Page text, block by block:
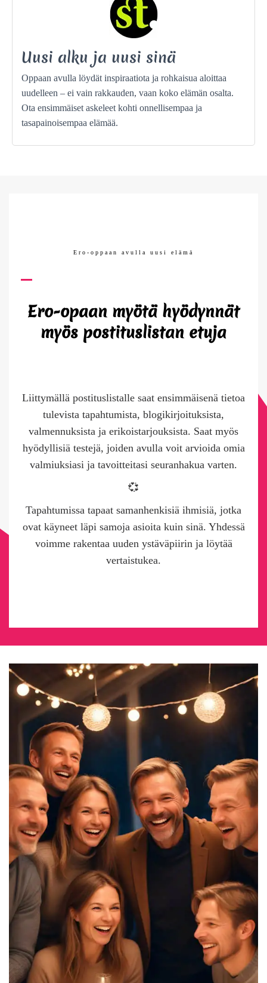
Uusi alku ja uusi sinä
Oppaan avulla löydät inspiraatiota ja rohkaisua aloittaa
uudelleen – ei vain rakkauden, vaan koko elämän osalta.
Ota ensimmäiset askeleet kohti onnellisempaa ja
tasapainoisempaa elämää.
Ero-oppaan avulla uusi elämä
Ero-opaan myötä hyödynnät
myös postituslistan etuja
Liittymällä postituslistalle saat ensimmäisenä tietoa
tulevista tapahtumista, blogikirjoituksista,
valmennuksista ja erikoistarjouksista. Saat myös
hyödyllisiä testejä, joiden avulla voit arvioida omia
valmiuksiasi ja tavoitteitasi seuranhakua varten.
💞
Tapahtumissa tapaat samanhenkisiä ihmisiä, jotka
ovat käyneet läpi samoja asioita kuin sinä. Yhdessä
voimme rakentaa uuden ystäväpiirin ja löytää
vertaistukea.